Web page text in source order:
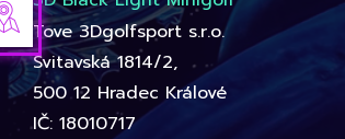
Tove 3Dgolfsport s.r.o.
Svitavská 1814/2,
500 12 Hradec Králové
IČ: 18010717